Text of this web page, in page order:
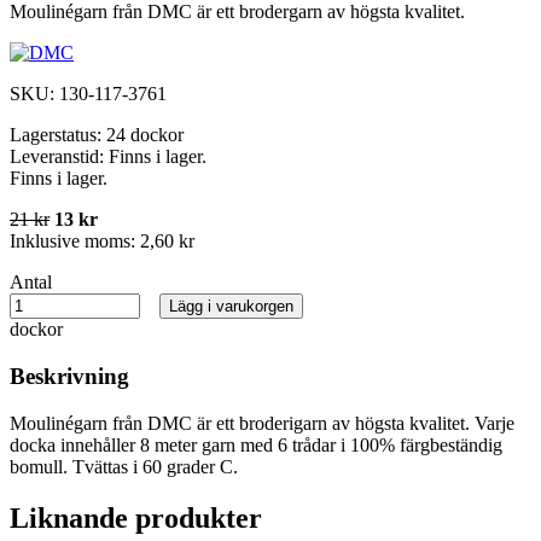
Moulinégarn från DMC är ett brodergarn av högsta kvalitet.
SKU: 130-117-3761
Lagerstatus: 24 dockor
Leveranstid: Finns i lager.
Finns i lager.
21 kr 13 kr
Inklusive moms: 2,60 kr
Antal
dockor
Lägg i varukorgen
Beskrivning
Moulinégarn från DMC är ett broderigarn av högsta kvalitet. Varje
docka innehåller 8 meter garn med 6 trådar i 100% färgbeständig
bomull. Tvättas i 60 grader C.
Liknande produkter